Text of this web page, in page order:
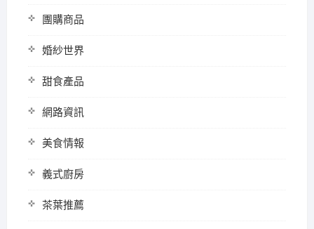
團購商品
婚紗世界
甜食產品
網路資訊
美食情報
義式廚房
茶葉推薦